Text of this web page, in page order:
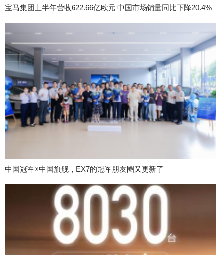
宝马集团上半年营收622.66亿欧元 中国市场销量同比下降20.4%
中国冠军×中国旗舰，EX7的冠军朋友圈又更新了